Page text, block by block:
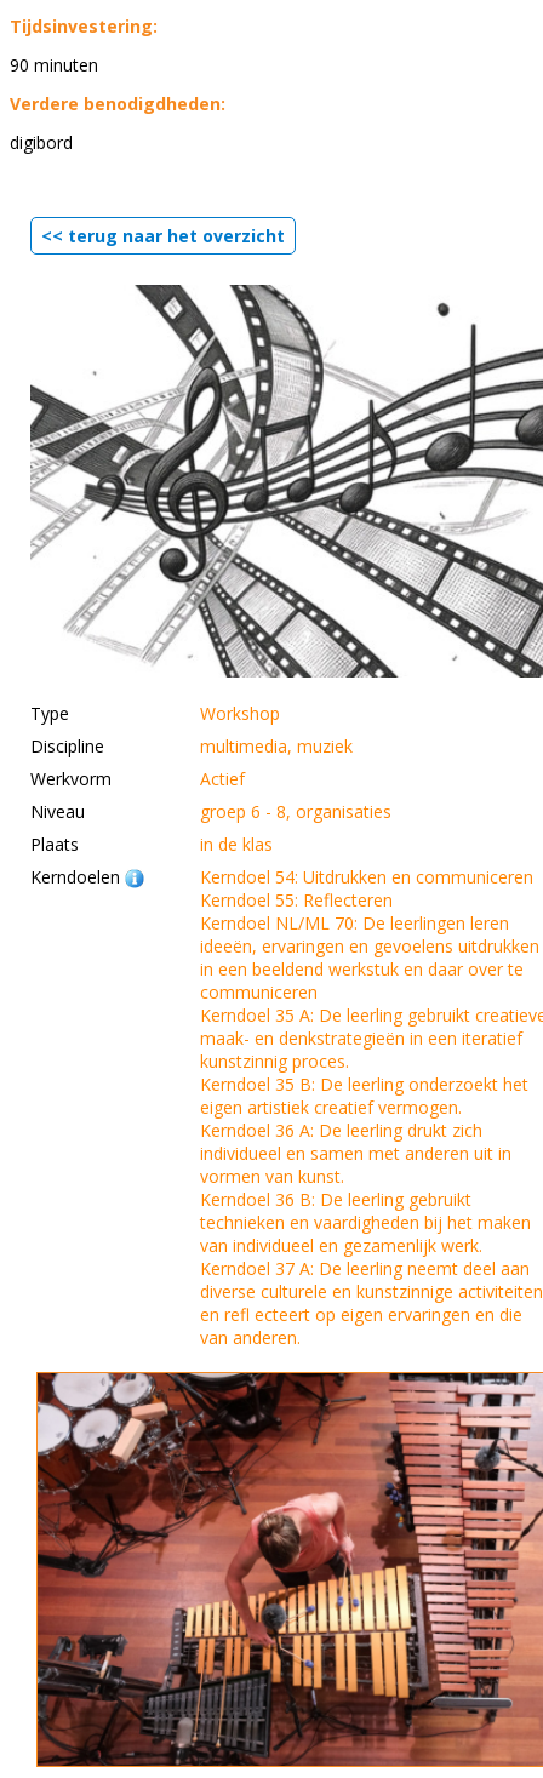
Tijdsinvestering:
90 minuten
Verdere benodigdheden:
digibord
<< terug naar het overzicht
Type
Workshop
Discipline
multimedia, muziek
Werkvorm
Actief
Niveau
groep 6 - 8, organisaties
Plaats
in de klas
Kerndoelen
Kerndoel 54: Uitdrukken en communiceren
Kerndoel 55: Reflecteren
Kerndoel NL/ML 70: De leerlingen leren
ideeën, ervaringen en gevoelens uitdrukken
in een beeldend werkstuk en daar over te
communiceren
Kerndoel 35 A: De leerling gebruikt
maak- en denkstrategieën in een iteratief
kunstzinnig proces.
Kerndoel 35 B: De leerling onderzoekt het
eigen artistiek creatief vermogen.
Kerndoel 36 A: De leerling drukt zich
individueel en samen met anderen uit in
vormen van kunst.
Kerndoel 36 B: De leerling gebruikt
technieken en vaardigheden bij het maken
van individueel en gezamenlijk werk.
Kerndoel 37 A: De leerling neemt deel aan
diverse culturele en kunstzinnige activiteiten
en refl ecteert op eigen ervaringen en die
van anderen.